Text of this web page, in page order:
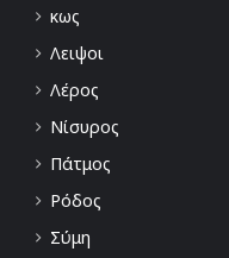
κως
Λειψοι
Λέρος
Νίσυρος
Πάτμος
Ρόδος
Σύμη